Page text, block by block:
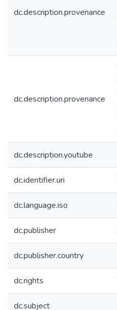
dc.description.provenance
dc.description.provenance
dc.description.youtube
dc.identifier.uri
dc.language.iso
dc.publisher
dc.publisher.country
dc.rights
dc.subject